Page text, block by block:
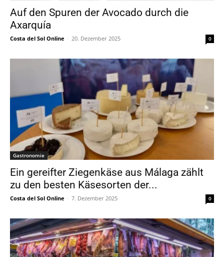
Auf den Spuren der Avocado durch die
Axarquía
Costa del Sol Online - 20. Dezember 2025 0
Gastronomie
Ein gereifter Ziegenkäse aus Málaga zählt
zu den besten Käsesorten der...
Costa del Sol Online - 7. Dezember 2025 0